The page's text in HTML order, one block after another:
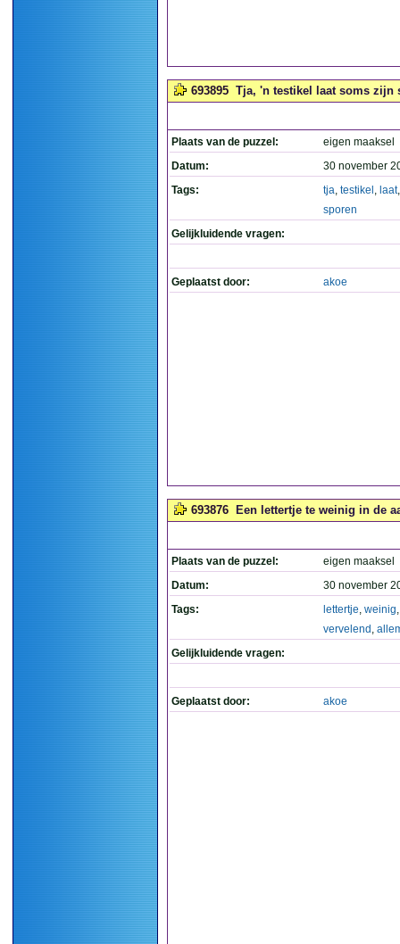
693895 Tja, 'n testikel laat soms zijn
Plaats van de puzzel:
eigen maaksel
Datum:
30 november
Tags:
tja, testikel , laat
sporen
Gelijkluidende vragen:
Geplaatst door: akoe
693876 Een lettertje te weinig in de
Plaats van de puzzel:
eigen maaksel
Datum:
30 november
Tags:
lettertje, weinig
vervelend ,
Gelijkluidende vragen:
Geplaatst door: akoe